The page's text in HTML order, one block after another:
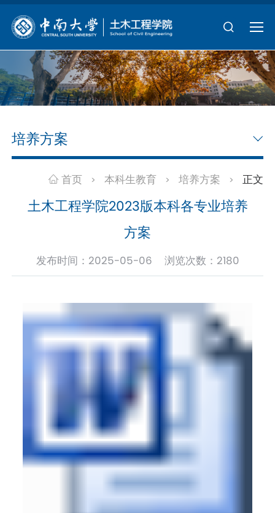
培养方案
首页 > 本科生教育 > 培养方案 > 正文
土木工程学院2023版本科各专业培养
方案
发布时间：2025-05-06 浏览次数： 2180